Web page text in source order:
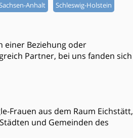
Anhalt Schleswig-Holstein
einer Beziehung oder
Partner, bei uns fanden sich
Frauen aus dem Raum Eichstätt,
und Gemeinden des